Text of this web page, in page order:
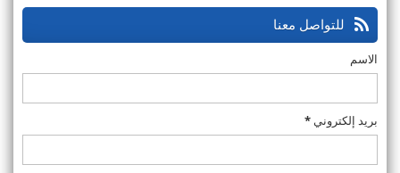
للتواصل معنا
الاسم
بريد إلكتروني*